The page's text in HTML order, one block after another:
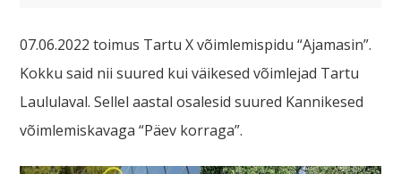
07.06.2022 toimus Tartu X võimlemispidu “Ajamasin”.
Kokku said nii suured kui väikesed võimlejad Tartu
Laululaval. Sellel aastal osalesid suured Kannikesed
võimlemiskavaga “Päev korraga”.